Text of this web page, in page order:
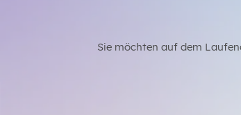
Sie möchten auf dem